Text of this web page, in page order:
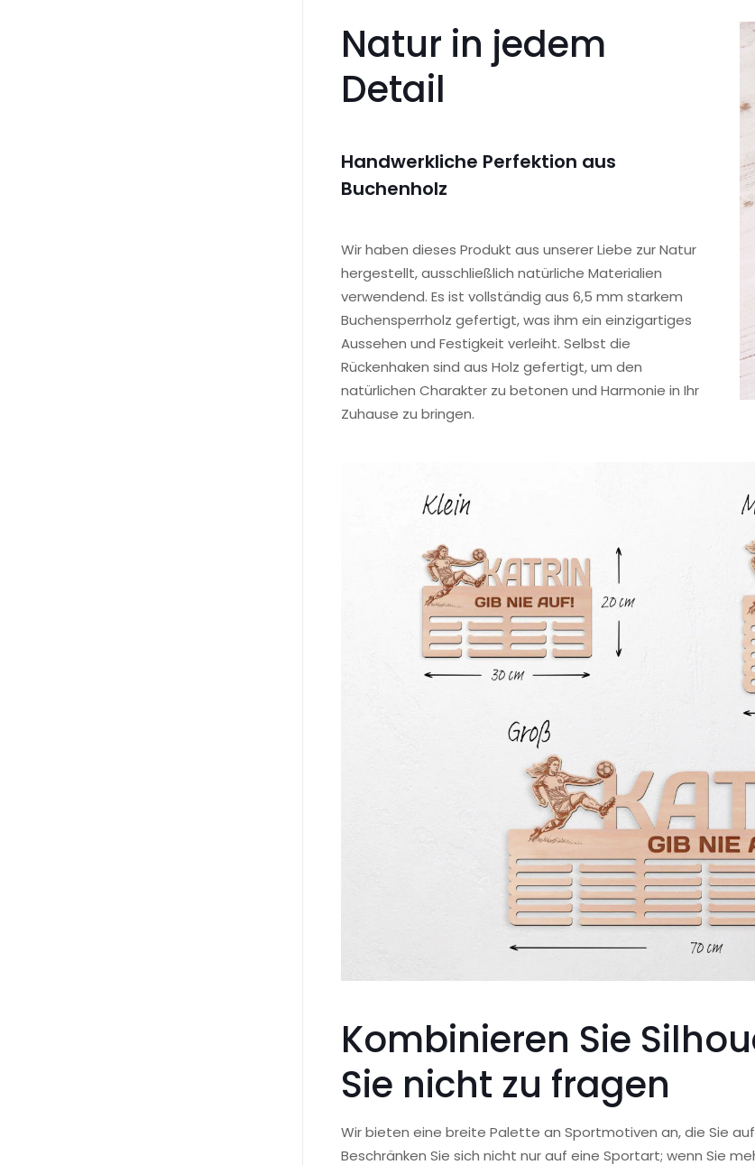
Natur in jedem
Detail
Handwerkliche Perfektion aus
Buchenholz
Wir haben dieses Produkt aus unserer Liebe zur Natur
hergestellt, ausschließlich natürliche Materialien
verwendend. Es ist vollständig aus 6,5 mm starkem
Buchensperrholz gefertigt, was ihm ein einzigartiges
Aussehen und Festigkeit verleiht. Selbst die
Rückenhaken sind aus Holz gefertigt, um den
natürlichen Charakter zu betonen und Harmonie in Ihr
Zuhause zu bringen.
Kombinieren Sie
Sie nicht zu fragen
Wir bieten eine breite Palette an Sportmotiven an, die Sie
Beschränken Sie sich nicht nur auf eine Sportart; wenn Sie